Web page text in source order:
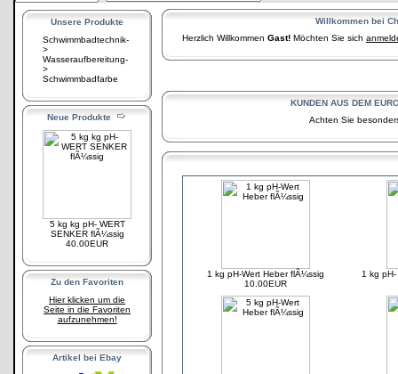
Unsere Produkte
Schwimmbadtechnik-
>
Wasseraufbereitung-
>
Schwimmbadfarbe
Neue Produkte
5 kg kg pH- WERT
SENKER flÃ¼ssig
40.00EUR
Zu den Favoriten
Hier klicken um die
Seite in die Favoriten
aufzunehmen!
Artikel bei Ebay
Willkommen bei
Herzlich Willkommen Gast! Möchten Sie sich
KUNDEN AUS DEM
Achten Sie
1 kg pH-Wert Heber flÃ¼ssig
10.00EUR
1 kg